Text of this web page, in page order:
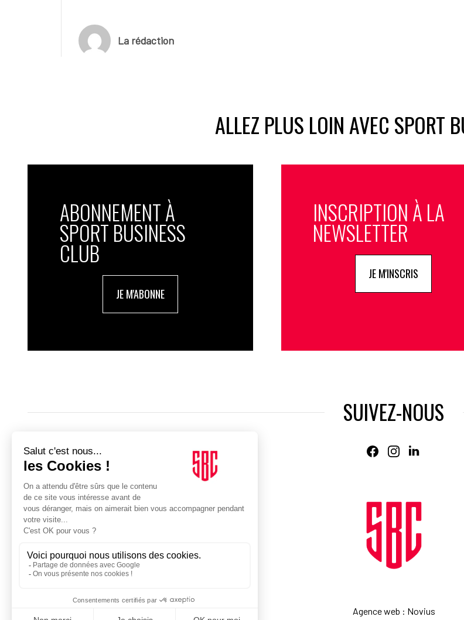
La rédaction
ALLEZ PLUS LOIN AVEC SPORT
ABONNEMENT À
SPORT BUSINESS
CLUB
JE M'ABONNE
INSCRIPTION À LA
NEWSLETTER
JE M'INSCRIS
SUIVEZ-NOUS
Agence web : Novius